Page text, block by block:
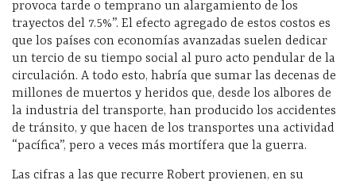
provoca tarde o temprano un alargamiento de los
trayectos del 7.5%”. El efecto agregado de estos costos es
que los países con economías avanzadas suelen dedicar
un tercio de su tiempo social al puro acto pendular de la
circulación. A todo esto, habría que sumar las decenas de
millones de muertos y heridos que, desde los albores de
la industria del transporte, han producido los accidentes
de tránsito, y que hacen de los transportes una actividad
“pacífica”, pero a veces más mortífera que la guerra.
Las cifras a las que recurre Robert provienen, en su